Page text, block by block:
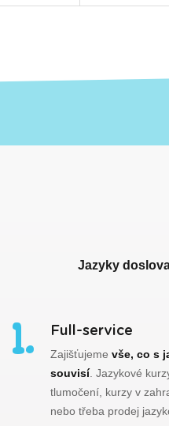
Jazyky
Full-service
Zajišťujeme vše, co s
souvisí. Jazykové
tlumočení, kurzy v
nebo třeba prodej